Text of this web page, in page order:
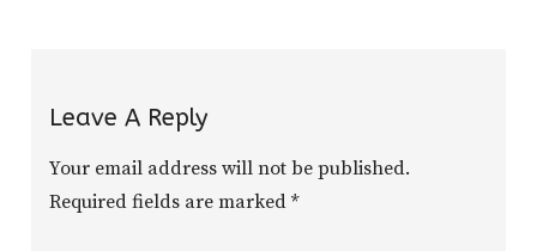
Leave A Reply
Your email address will not be published.
Required fields are marked*